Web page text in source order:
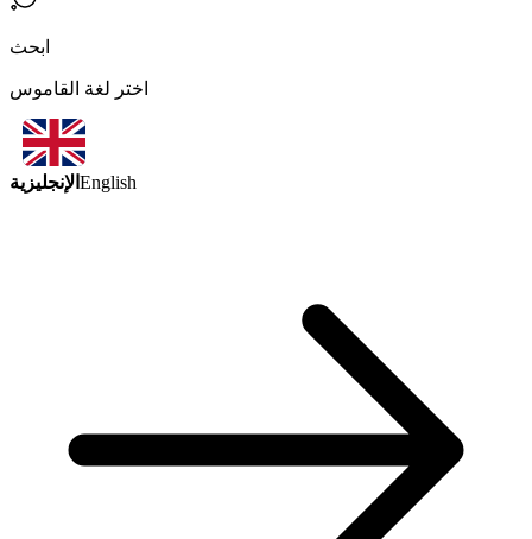
ابحث
اختر لغة القاموس
الإنجليزية English